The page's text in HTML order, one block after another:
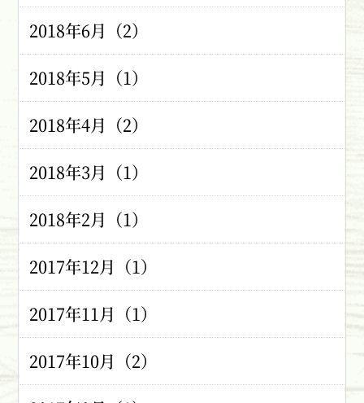
2018年6月（2）
2018年5月（1）
2018年4月（2）
2018年3月（1）
2018年2月（1）
2017年12月（1）
2017年11月（1）
2017年10月（2）